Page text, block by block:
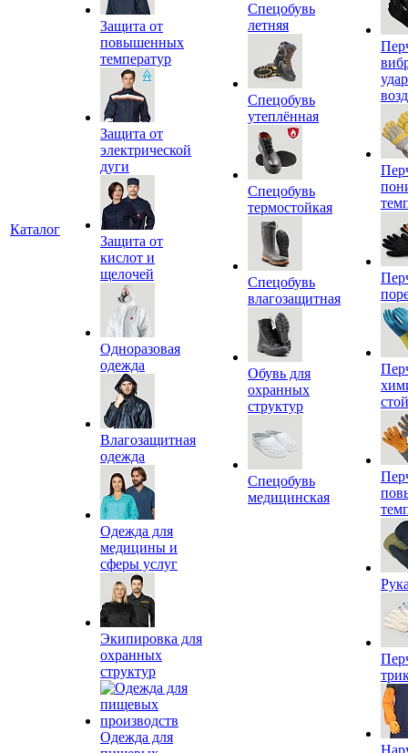
Каталог
Защита от
повышенных
температур
Защита от
электрической
дуги
Защита от
кислот и
щелочей
Одноразовая
одежда
Влагозащитная
одежда
Одежда для
медицины и
сферы услуг
Экипировка для
охранных
структур
Одежда для
Спецобувь
летняя
Спецобувь
утеплённая
Спецобувь
термостойкая
Спецобувь
влагозащитная
Обувь для
охранных
структур
Спецобувь
медицинская